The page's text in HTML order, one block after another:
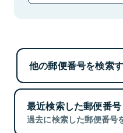
他の郵便番号を検索
最近検索した郵便番号
過去に検索した郵便番号